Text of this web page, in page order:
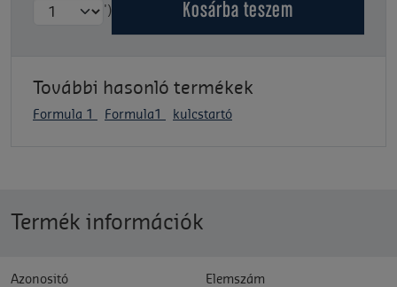
') Kosárba teszem
További hasonló termékek
Formula 1 Formula1 kulcstartó
Termék információk
Azonositó Elemszám